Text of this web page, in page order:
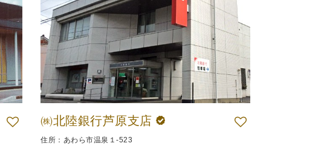
㈱北陸銀行芦原支店
住所：あわら市温泉１-523